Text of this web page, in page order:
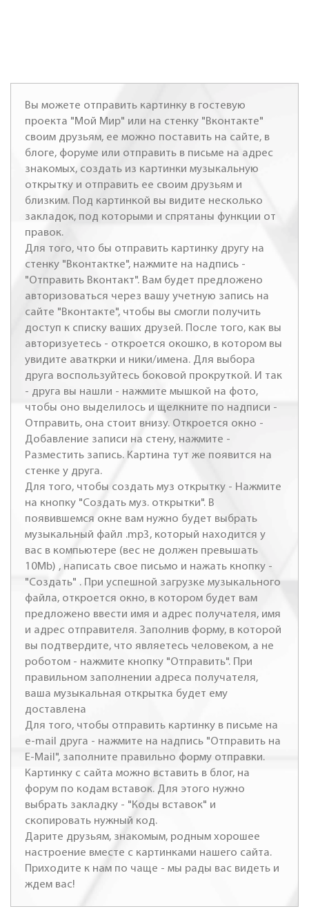
Вы можете отправить картинку в гостевую
проекта "Мой Мир" или на стенку "Вконтакте"
своим друзьям, ее можно поставить на сайте, в
блоге, форуме или отправить в письме на адрес
знакомых, создать из картинки музыкальную
открытку и отправить ее своим друзьям и
близким. Под картинкой вы видите несколько
закладок, под которыми и спрятаны функции от
правок.
Для того, что бы отправить картинку другу на
стенку "Вконтактке", нажмите на надпись -
"Отправить Вконтакт". Вам будет предложено
авторизоваться через вашу учетную запись на
сайте "Вконтакте", чтобы вы смогли получить
доступ к списку ваших друзей. После того, как вы
авторизуетесь - откроется окошко, в котором вы
увидите аваткрки и ники/имена. Для выбора
друга воспользуйтесь боковой прокруткой. И так
- друга вы нашли - нажмите мышкой на фото,
чтобы оно выделилось и щелкните по надписи -
Отправить, она стоит внизу. Откроется окно -
Добавление записи на стену, нажмите -
Разместить запись. Картина тут же появится на
стенке у друга.
Для того, чтобы создать муз открытку - Нажмите
на кнопку "Создать муз. открытки". В
появившемся окне вам нужно будет выбрать
музыкальный файл .mp3, который находится у
вас в компьютере (вес не должен превышать
10Mb) , написать свое письмо и нажать кнопку -
"Создать" . При успешной загрузке музыкального
файла, откроется окно, в котором будет вам
предложено ввести имя и адрес получателя, имя
и адрес отправителя. Заполнив форму, в которой
вы подтвердите, что являетесь человеком, а не
роботом - нажмите кнопку "Отправить". При
правильном заполнении адреса получателя,
ваша музыкальная открытка будет ему
доставлена
Для того, чтобы отправить картинку в письме на
e-mail друга - нажмите на надпись "Отправить на
E-Mail", заполните правильно форму отправки.
Картинку с сайта можно вставить в блог, на
форум по кодам вставок. Для этого нужно
выбрать закладку - "Коды вставок" и
скопировать нужный код.
Дарите друзьям, знакомым, родным хорошее
настроение вместе с картинками нашего сайта.
Приходите к нам по чаще - мы рады вас видеть и
ждем вас!